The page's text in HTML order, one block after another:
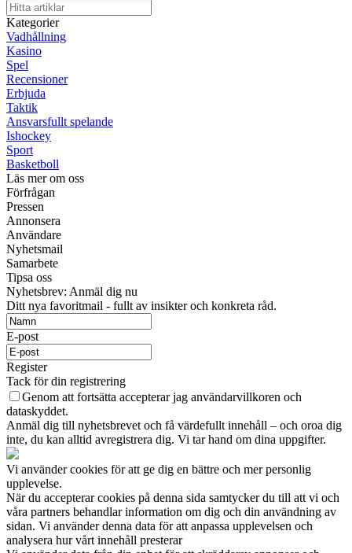
Kategorier
Vadhållning
Kasino
Spel
Recensioner
Erbjuda
Taktik
Ansvarsfullt spelande
Ishockey
Sport
Basketboll
Läs mer om oss
Förfrågan
Pressen
Annonsera
Användare
Nyhetsmail
Samarbete
Tipsa oss
Nyhetsbrev: Anmäl dig nu
Ditt nya favoritmail - fullt av insikter och konkreta råd.
E-post
Register
Tack för din registrering
Genom att fortsätta accepterar jag användarvillkoren och
dataskyddet.
Anmäl dig till nyhetsbrevet och få värdefullt innehåll – och oroa dig
inte, du kan alltid avregistrera dig. Vi tar hand om dina uppgifter.
Vi använder cookies för att ge dig en bättre och mer personlig
upplevelse.
När du accepterar cookies på denna sida samtycker du till att vi och
våra partners behandlar information om dig och din användning av
sidan. Vi använder denna data för att anpassa upplevelsen och
analysera hur vårt innehåll presterar